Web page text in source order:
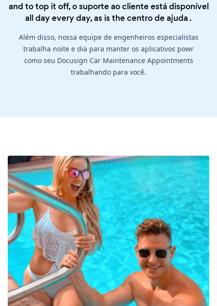
and to top it off, o suporte ao cliente está disponível
all day every day, as is thecentro de ajuda .
Além disso, nossa equipe de engenheiros especialistas
trabalha noite e dia para manter os aplicativos powr
como seu Docusign Car Maintenance Appointments
trabalhando para você.